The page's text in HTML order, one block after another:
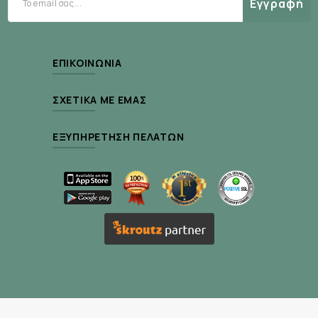
Εγγραφή
ΕΠΙΚΟΙΝΩΝΊΑ
ΣΧΕΤΙΚΆ ΜΕ ΕΜΆΣ
ΕΞΥΠΗΡΈΤΗΣΗ ΠΕΛΑΤΏΝ